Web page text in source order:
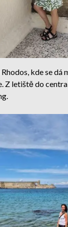
kde se dá
Z letiště do